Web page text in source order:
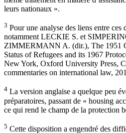
leurs nationaux ».
3 Pour une analyse des liens entre
notamment LECKIE S. et
ZIMMERMANN A. (dir.), The 1951
Status of Refugees and its 1967
New York, Oxford University Press,
commentaries on international law,
4 La version anglaise a quelque peu
préparatoires, passant de « housing
ce qui rend le champ de la protection
5 Cette disposition a engendré des